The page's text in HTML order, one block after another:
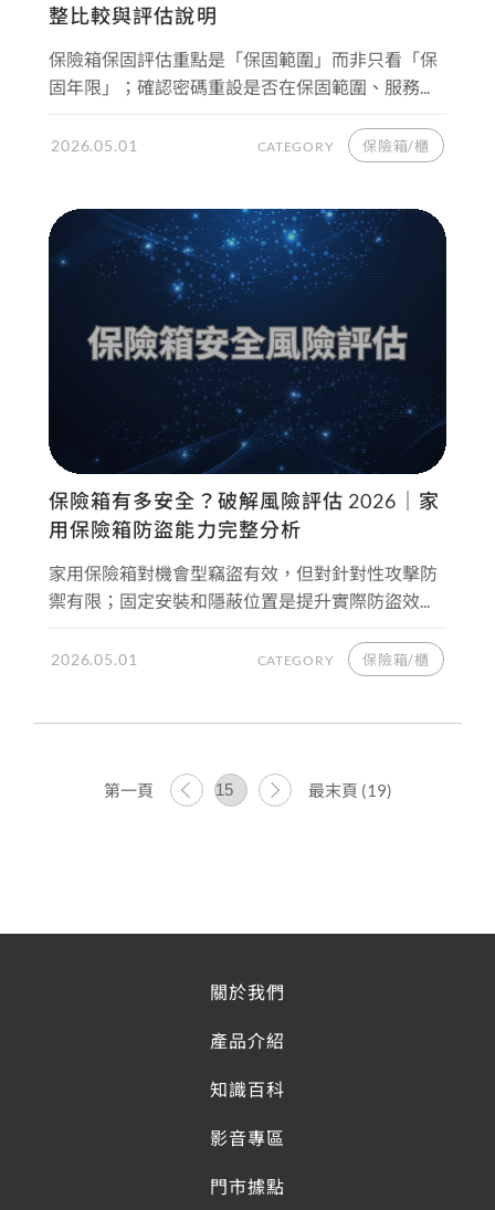
整比較與評估說明
保險箱保固評估重點是「保固範圍」而非只看「保
固年限」；確認密碼重設是否在保固範圍、服務...
2026.05.01 CATEGORY 保險箱/櫃
保險箱有多安全？破解風險評估 2026｜家
用保險箱防盜能力完整分析
家用保險箱對機會型竊盜有效，但對針對性攻擊防
禦有限；固定安裝和隱蔽位置是提升實際防盜效...
2026.05.01 CATEGORY 保險箱/櫃
第一頁 最末頁 (19)
關於我們
產品介紹
知識百科
影音專區
門市據點